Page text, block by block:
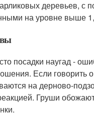
деревьев, с
на уровне выше
посадки наугад -
Если говорить
на дерново-
Груши